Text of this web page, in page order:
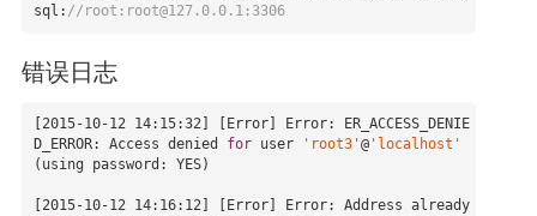
sql: //root:root@127.0.0.1:3306
错误日志
2015-10-12 14: 15:32] [Error] Error: ER_ACCESS_DENIE
D_ERROR: Access denied for user 'root3'@'localhost'
(using password: YES)
2015-10-12 14: 16: 12
] [Error] Error: Address already